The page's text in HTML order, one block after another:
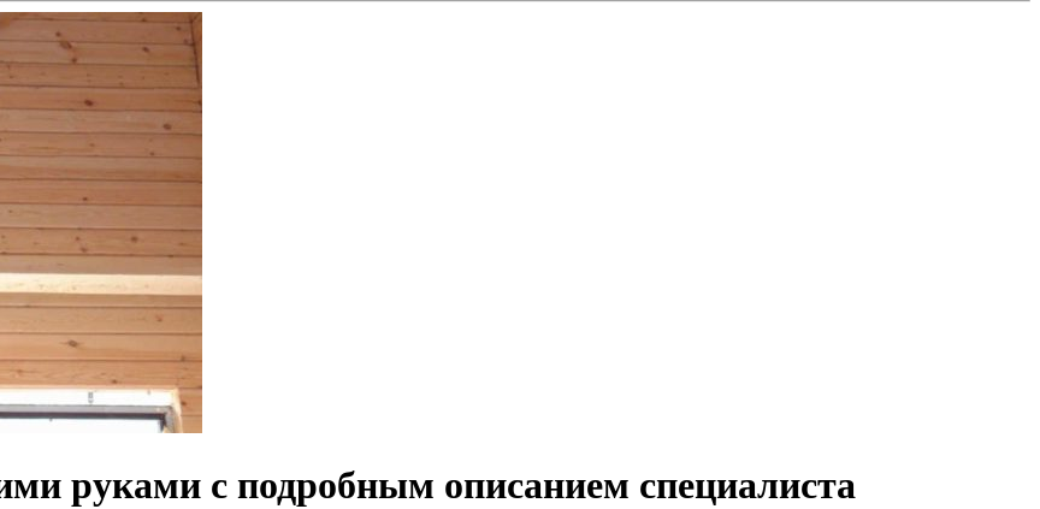
руками с подробным описанием специалиста